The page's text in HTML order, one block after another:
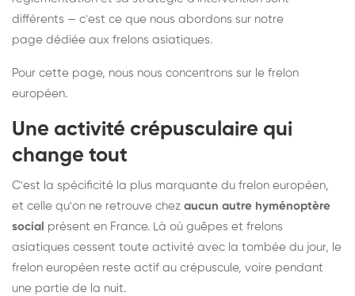
différents — c'est ce que nous abordons sur notre
page dédiée aux frelons asiatiques.
Pour cette page, nous nous concentrons sur le frelon
européen.
Une activité crépusculaire qui
change tout
C'est la spécificité la plus marquante du frelon européen,
et celle qu'on ne retrouve chez aucun autre hyménoptère
social présent en France. Là où guêpes et frelons
asiatiques cessent toute activité avec la tombée du jour, le
frelon européen reste actif au crépuscule, voire pendant
une partie de la nuit.